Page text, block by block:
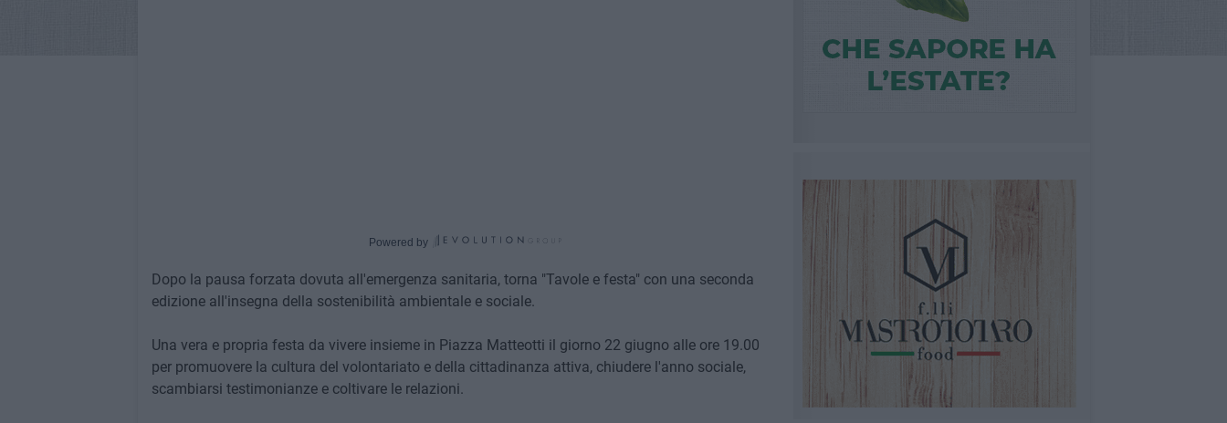
Powered by
Dopo la pausa forzata dovuta all'emergenza sanitaria, torna "Tavole e festa" con una seconda
edizione all'insegna della sostenibilità ambientale e sociale.
Una vera e propria festa da vivere insieme in Piazza Matteotti il giorno 22 giugno alle ore 19.00
per promuovere la cultura del volontariato e della cittadinanza attiva, chiudere l'anno sociale,
scambiarsi testimonianze e coltivare le relazioni.